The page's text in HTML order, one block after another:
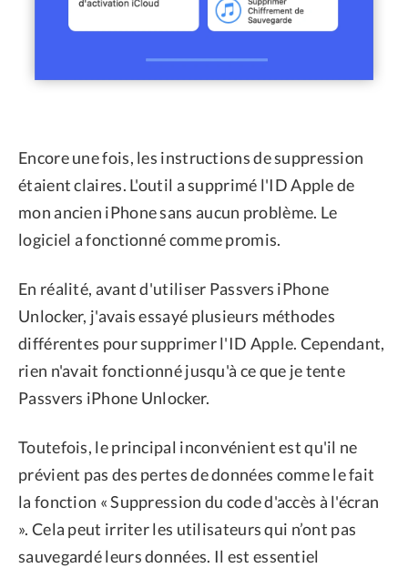
Encore une fois, les instructions de suppression
étaient claires. L'outil a supprimé l'ID Apple de
mon ancien iPhone sans aucun problème. Le
logiciel a fonctionné comme promis.
En réalité, avant d'utiliser Passvers iPhone
Unlocker, j'avais essayé plusieurs méthodes
différentes pour supprimer l'ID Apple. Cependant,
rien n'avait fonctionné jusqu'à ce que je tente
Passvers iPhone Unlocker.
Toutefois, le principal inconvénient est qu'il ne
prévient pas des pertes de données comme le fait
la fonction « Suppression du code d'accès à l'écran
». Cela peut irriter les utilisateurs qui n’ont pas
sauvegardé leurs données. Il est essentiel